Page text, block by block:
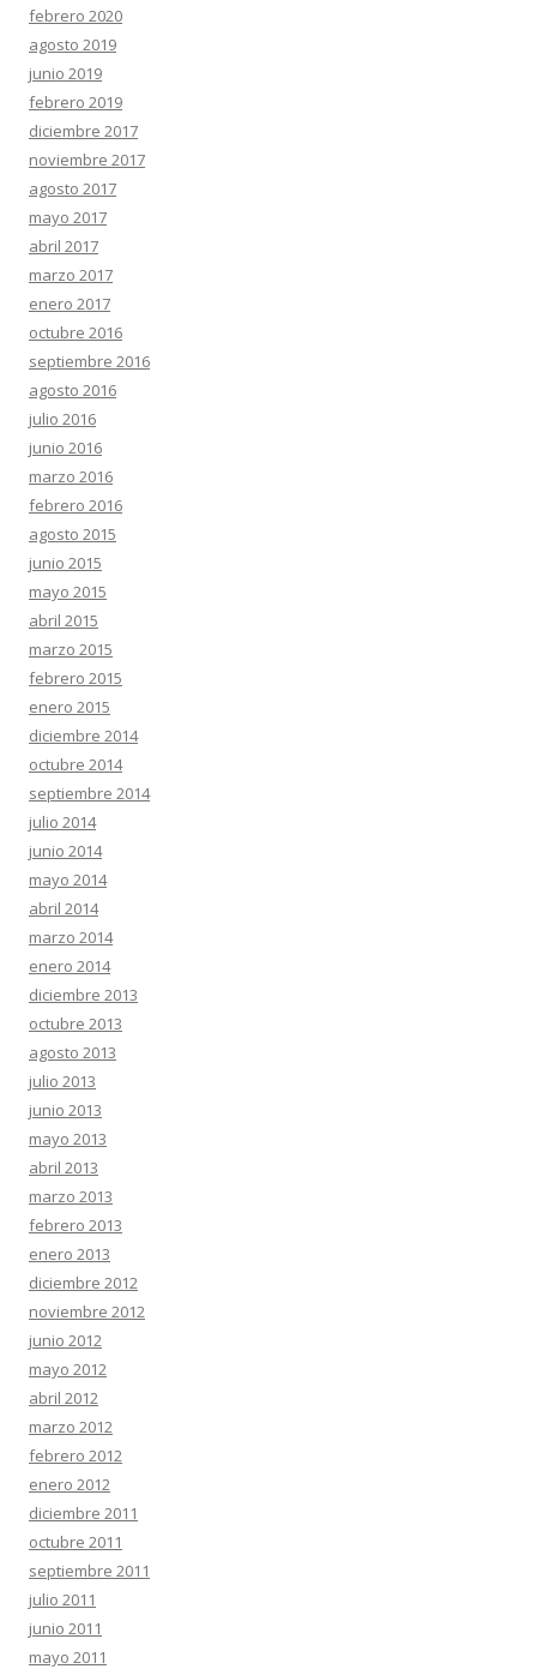
febrero 2020
agosto 2019
junio 2019
febrero 2019
diciembre 2017
noviembre 2017
agosto 2017
mayo 2017
abril 2017
marzo 2017
enero 2017
octubre 2016
septiembre 2016
agosto 2016
julio 2016
junio 2016
marzo 2016
febrero 2016
agosto 2015
junio 2015
mayo 2015
abril 2015
marzo 2015
febrero 2015
enero 2015
diciembre 2014
octubre 2014
septiembre 2014
julio 2014
junio 2014
mayo 2014
abril 2014
marzo 2014
enero 2014
diciembre 2013
octubre 2013
agosto 2013
julio 2013
junio 2013
mayo 2013
abril 2013
marzo 2013
febrero 2013
enero 2013
diciembre 2012
noviembre 2012
junio 2012
mayo 2012
abril 2012
marzo 2012
febrero 2012
enero 2012
diciembre 2011
octubre 2011
septiembre 2011
julio 2011
junio 2011
mayo 2011